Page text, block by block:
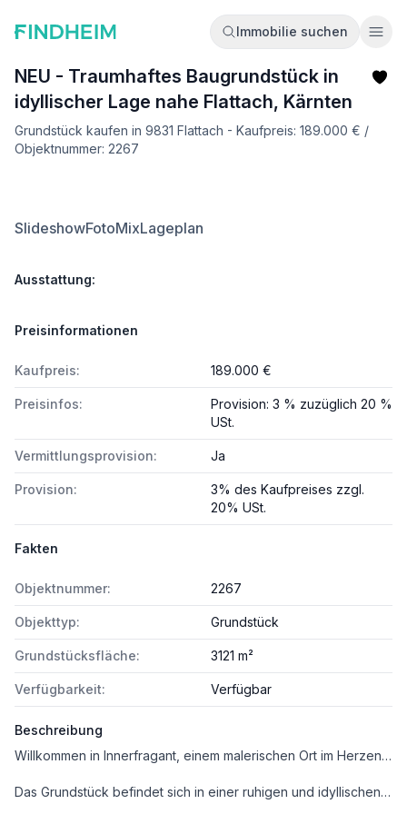
Immobilie suchen
NEU - Traumhaftes Baugrundstück in
idyllischer Lage nahe Flattach, Kärnten
Grundstück kaufen in 9831 Flattach - Kaufpreis: 189.000 € /
Objektnummer: 2267
SlideshowFotoMixLageplan
Ausstattung:
Preisinformationen
Kaufpreis: 189.000 €
Preisinfos:
Provision: 3 % zuzüglich 20 %
USt.
Vermittlungsprovision: Ja
Provision:
3% des Kaufpreises zzgl.
20% USt.
Fakten
Objektnummer: 2267
Objekttyp: Grundstück
Grundstücksfläche: 3121 m²
Verfügbarkeit: Verfügbar
Beschreibung
Willkommen in Innerfragant, einem malerischen Ort im Herzen von Kärnten. Hier erwartet Sie eine einzigartige Gelegenheit, ein wunderschönes Grundstück zu erwerben, das Ihnen die perfekte Kombination aus Natur und Komfort bietet. Mit einer Fläche von 3.121 m² und einem Kaufpreis von 199.000,00 € ist dieses Grundstück der ideale Ort, um Ihren Traum vom Eigenheim (Pension/Hotel) oder einer Ferienimmobilie zu verwirklichen.
Das Grundstück befindet sich in einer ruhigen und idyllischen Umgebung, umgeben von atemberaubender Natur. Eingebettet in die malerische Landschaft Kärntens, bietet das Grundstück mit seiner leichten Hanglage einen atemberaubenden Blick auf die umliegenden Berge und Wälder. Hier können Sie die Schönheit der Natur in vollen Zügen genießen und gleichzeitig die Annehmlichkeiten des modernen Lebens in unmittelbarer Nähe haben.